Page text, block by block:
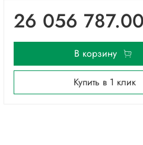
26 056
В корзину
Купить в 1 клик